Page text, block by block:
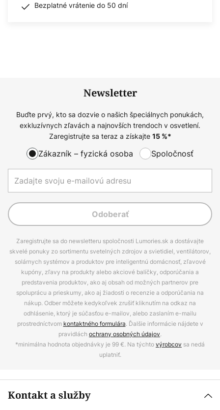
Bezplatné vrátenie do 50 dní
Newsletter
Buďte prvý, kto sa dozvie o našich špeciálnych ponukách,
exkluzívnych zľavách a najnovších trendoch v osvetlení.
Zaregistrujte sa teraz a získajte 15%*
Zákazník – fyzická osoba Spoločnosť
Odoberať
Zaregistrujte sa do newsletteru spoločnosti Lumories.sk a dostávajte
skvelé ponuky zo sortimentu svetelných zdrojov a svietidiel, ventilátorov,
solárnych systémov a produktov pre inteligentnú domácnosť, zľavové
kupóny, zľavy na produkty alebo akciové balíčky, odporúčania a
predstavenia produktov, ako aj obsah od možných partnerov pre
spoluprácu a prieskumy, ako aj žiadosti o recenzie a odporúčania na
nákup. Odber môžete kedykoľvek zrušiť kliknutím na odkaz na
odhlásenie, ktorý je súčasťou e-mailov, alebo zaslaním e-mailu
prostredníctvom kontaktného formulára. Ďalšie informácie nájdete v
pravidlách ochrany osobných údajov.
*minimálna hodnota objednávky je 99 €. Na týchtovýrobcov sa nedá
uplatniť.
Kontakt a služby